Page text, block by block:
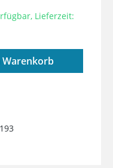
Lieferzeit:
Warenkorb